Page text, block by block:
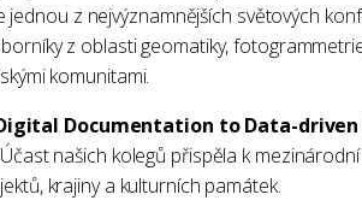
jednou z nejvýznamnějších světových
z oblasti geomatiky,
komunitami.
Documentation to Data-
našich kolegů přispěla k
krajiny a kulturních památek.